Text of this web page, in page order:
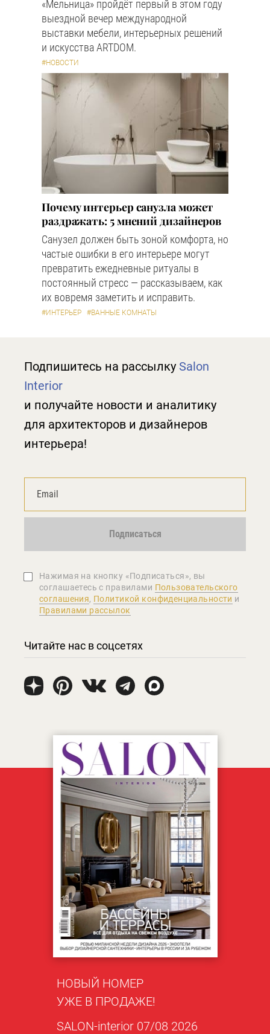
«Мельница» пройдёт первый в этом году
выездной вечер международной
выставки мебели, интерьерных решений
и искусства ARTDOM.
#НОВОСТИ
Почему интерьер санузла может
раздражать: 5 мнений дизайнеров
Санузел должен быть зоной комфорта, но
частые ошибки в его интерьере могут
превратить ежедневные ритуалы в
постоянный стресс — рассказываем, как
их вовремя заметить и исправить.
#ИНТЕРЬЕР #ВАННЫЕ КОМНАТЫ
Подпишитесь на рассылку Salon
Interior
и получайте новости и аналитику
для архитекторов и дизайнеров
интерьера!
Подписаться
Нажимая на кнопку «Подписаться», вы
соглашаетеcь с правилами Пользовательского
соглашения, Политикой конфиденциальности и
Правилами рассылок
Читайте нас в соцсетях
НОВЫЙ НОМЕР
УЖЕ В ПРОДАЖЕ!
SALON-interior 07/08 2026